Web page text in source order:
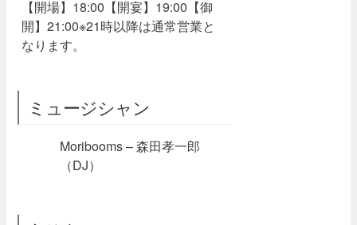
【開場】18:00【開宴】19:00【御
開】21:00※21時以降は通常営業と
なります。
ミュージシャン
Moribooms – 森田孝一郎
（DJ）